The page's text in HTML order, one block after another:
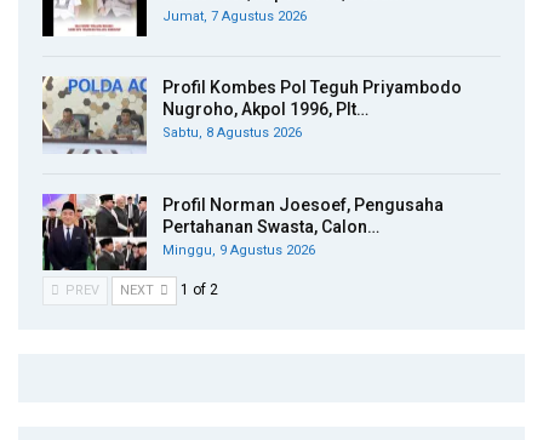
Jumat, 7 Agustus 2026
Profil Kombes Pol Teguh Priyambodo
Nugroho, Akpol 1996, Plt…
Sabtu, 8 Agustus 2026
Profil Norman Joesoef, Pengusaha
Pertahanan Swasta, Calon…
Minggu, 9 Agustus 2026
PREV NEXT 1 of 2